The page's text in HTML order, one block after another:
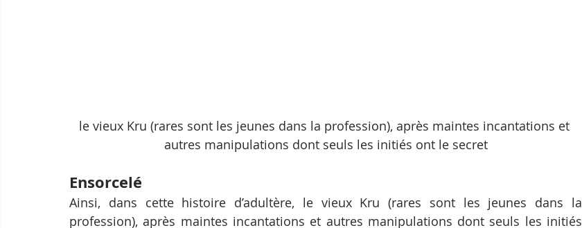
le vieux Kru (rares sont les jeunes dans la profession), après maintes incantations et
autres manipulations dont seuls les initiés ont le secret
Ensorcelé
Ainsi, dans cette histoire d’adultère, le vieux Kru (rares sont les jeunes dans la
profession), après maintes incantations et autres manipulations dont seuls les initiés